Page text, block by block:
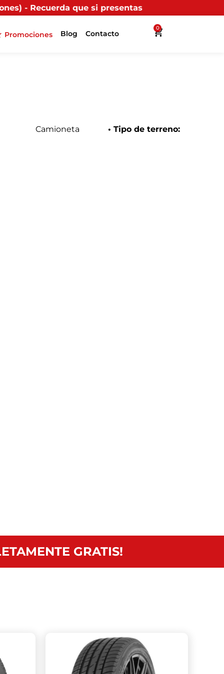
si presentas tu factura (física o digital) en uno
Promociones Blog Contacto
0
Camioneta • Tipo de terreno:
GRATIS!